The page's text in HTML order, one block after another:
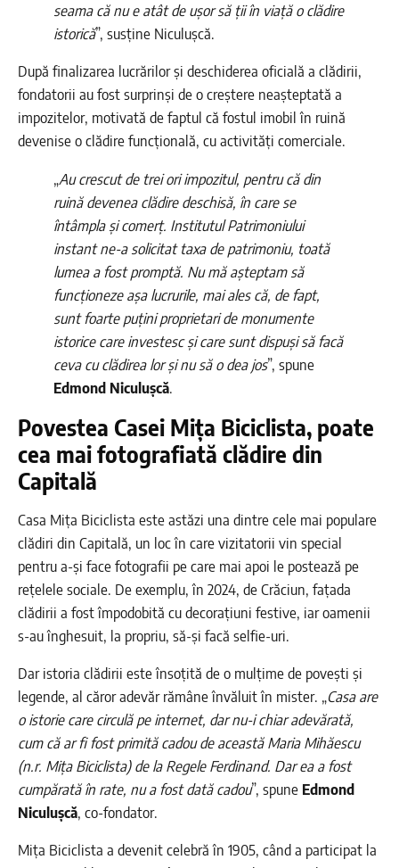
seama că nu e atât de ușor să ții în viață o clădire
istorică”, susține Niculușcă.
După finalizarea lucrărilor și deschiderea oficială a clădirii,
fondatorii au fost surprinși de o creștere neașteptată a
impozitelor, motivată de faptul că fostul imobil în ruină
devenise o clădire funcțională, cu activități comerciale.
„Au crescut de trei ori impozitul, pentru că din
ruină devenea clădire deschisă, în care se
întâmpla și comerț. Institutul Patrimoniului
instant ne-a solicitat taxa de patrimoniu, toată
lumea a fost promptă. Nu mă așteptam să
funcționeze așa lucrurile, mai ales că, de fapt,
sunt foarte puțini proprietari de monumente
istorice care investesc și care sunt dispuși să facă
ceva cu clădirea lor și nu să o dea jos”, spune
Edmond Niculușcă.
Povestea Casei Mița Biciclista, poate
cea mai fotografiată clădire din
Capitală
Casa Mița Biciclista este astăzi una dintre cele mai populare
clădiri din Capitală, un loc în care vizitatorii vin special
pentru a-și face fotografii pe care mai apoi le postează pe
rețelele sociale. De exemplu, în 2024, de Crăciun, fațada
clădirii a fost împodobită cu decorațiuni festive, iar oamenii
s-au înghesuit, la propriu, să-și facă selfie-uri.
Dar istoria clădirii este însoțită de o mulțime de povești și
legende, al căror adevăr rămâne învăluit în mister. „Casa are
o istorie care circulă pe internet, dar nu-i chiar adevărată,
cum că ar fi fost primită cadou de această Maria Mihăescu
(n.r. Mița Biciclista) de la Regele Ferdinand. Dar ea a fost
cumpărată în rate, nu a fost dată cadou”, spune Edmond
Niculușcă, co-fondator.
Mița Biciclista a devenit celebră în 1905, când a participat la